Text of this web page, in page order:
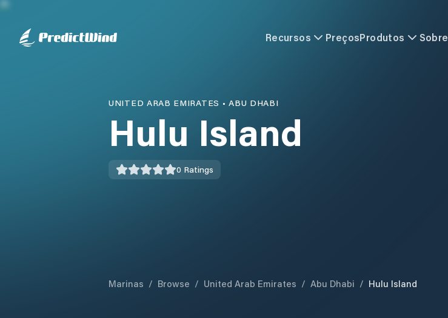
Recursos PreçosProdutos Sobre
UNITED ARAB EMIRATES •ABU DHABI
Hulu Island
0 Ratings
Marinas / Browse / United Arab Emirates / Abu Dhabi / Hulu Island